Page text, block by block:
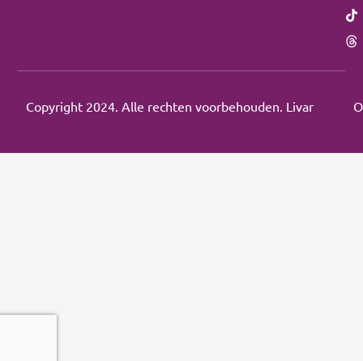
Copyright 2024. Alle rechten voorbehouden. Livar